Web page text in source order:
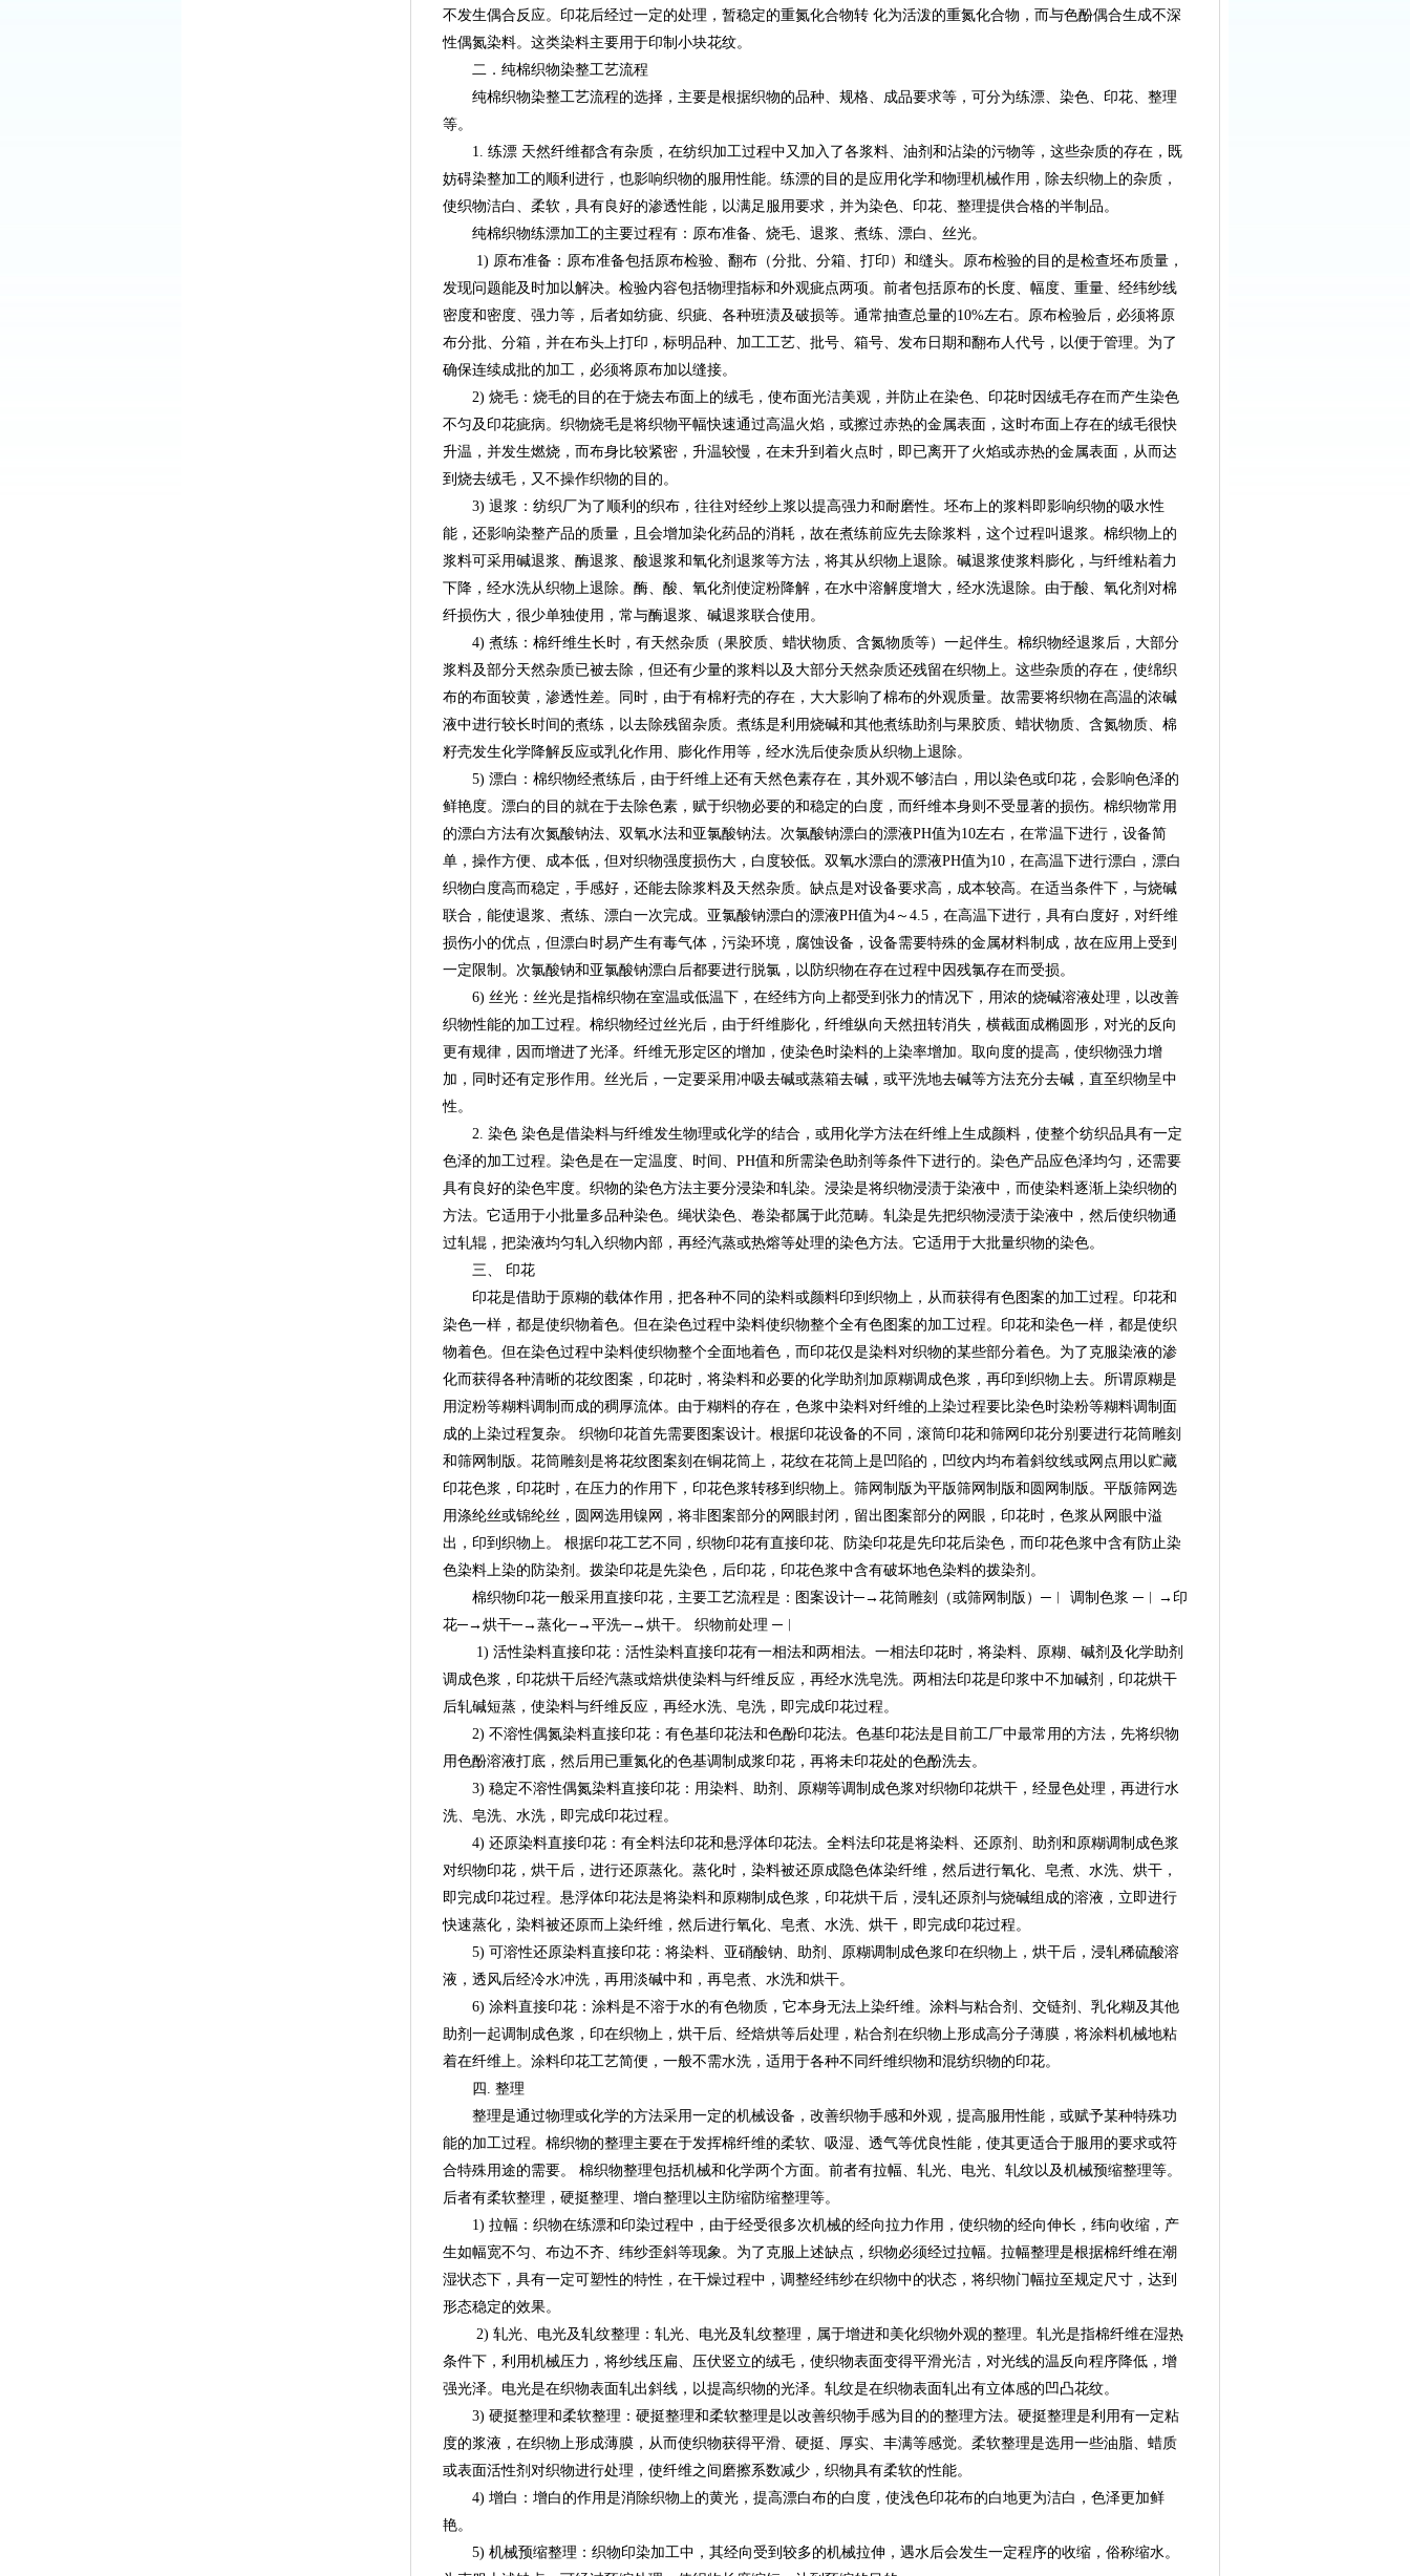
不发生偶合反应。印花后经过一定的处理，暂稳定的重氮化合物转 化为活泼的重氮化合物，而与色酚偶合生成不深
性偶氮染料。这类染料主要用于印制小块花纹。
二．纯棉织物染整工艺流程
纯棉织物染整工艺流程的选择，主要是根据织物的品种、规格、成品要求等，可分为练漂、染色、印花、整理
等。
1. 练漂 天然纤维都含有杂质，在纺织加工过程中又加入了各浆料、油剂和沾染的污物等，这些杂质的存在，既
妨碍染整加工的顺利进行，也影响织物的服用性能。练漂的目的是应用化学和物理机械作用，除去织物上的杂质，
使织物洁白、柔软，具有良好的渗透性能，以满足服用要求，并为染色、印花、整理提供合格的半制品。
纯棉织物练漂加工的主要过程有：原布准备、烧毛、退浆、煮练、漂白、丝光。
1) 原布准备：原布准备包括原布检验、翻布（分批、分箱、打印）和缝头。原布检验的目的是检查坯布质量，
发现问题能及时加以解决。检验内容包括物理指标和外观疵点两项。前者包括原布的长度、幅度、重量、经纬纱线
密度和密度、强力等，后者如纺疵、织疵、各种班渍及破损等。通常抽查总量的10%左右。原布检验后，必须将原
布分批、分箱，并在布头上打印，标明品种、加工工艺、批号、箱号、发布日期和翻布人代号，以便于管理。为了
确保连续成批的加工，必须将原布加以缝接。
2) 烧毛：烧毛的目的在于烧去布面上的绒毛，使布面光洁美观，并防止在染色、印花时因绒毛存在而产生染色
不匀及印花疵病。织物烧毛是将织物平幅快速通过高温火焰，或擦过赤热的金属表面，这时布面上存在的绒毛很快
升温，并发生燃烧，而布身比较紧密，升温较慢，在未升到着火点时，即已离开了火焰或赤热的金属表面，从而达
到烧去绒毛，又不操作织物的目的。
3) 退浆：纺织厂为了顺利的织布，往往对经纱上浆以提高强力和耐磨性。坯布上的浆料即影响织物的吸水性
能，还影响染整产品的质量，且会增加染化药品的消耗，故在煮练前应先去除浆料，这个过程叫退浆。棉织物上的
浆料可采用碱退浆、酶退浆、酸退浆和氧化剂退浆等方法，将其从织物上退除。碱退浆使浆料膨化，与纤维粘着力
下降，经水洗从织物上退除。酶、酸、氧化剂使淀粉降解，在水中溶解度增大，经水洗退除。由于酸、氧化剂对棉
纤损伤大，很少单独使用，常与酶退浆、碱退浆联合使用。
4) 煮练：棉纤维生长时，有天然杂质（果胶质、蜡状物质、含氮物质等）一起伴生。棉织物经退浆后，大部分
浆料及部分天然杂质已被去除，但还有少量的浆料以及大部分天然杂质还残留在织物上。这些杂质的存在，使绵织
布的布面较黄，渗透性差。同时，由于有棉籽壳的存在，大大影响了棉布的外观质量。故需要将织物在高温的浓碱
液中进行较长时间的煮练，以去除残留杂质。煮练是利用烧碱和其他煮练助剂与果胶质、蜡状物质、含氮物质、棉
籽壳发生化学降解反应或乳化作用、膨化作用等，经水洗后使杂质从织物上退除。
5) 漂白：棉织物经煮练后，由于纤维上还有天然色素存在，其外观不够洁白，用以染色或印花，会影响色泽的
鲜艳度。漂白的目的就在于去除色素，赋于织物必要的和稳定的白度，而纤维本身则不受显著的损伤。棉织物常用
的漂白方法有次氮酸钠法、双氧水法和亚氯酸钠法。次氯酸钠漂白的漂液PH值为10左右，在常温下进行，设备简
单，操作方便、成本低，但对织物强度损伤大，白度较低。双氧水漂白的漂液PH值为10，在高温下进行漂白，漂白
织物白度高而稳定，手感好，还能去除浆料及天然杂质。缺点是对设备要求高，成本较高。在适当条件下，与烧碱
联合，能使退浆、煮练、漂白一次完成。亚氯酸钠漂白的漂液PH值为4～4.5，在高温下进行，具有白度好，对纤维
损伤小的优点，但漂白时易产生有毒气体，污染环境，腐蚀设备，设备需要特殊的金属材料制成，故在应用上受到
一定限制。次氯酸钠和亚氯酸钠漂白后都要进行脱氯，以防织物在存在过程中因残氯存在而受损。
6) 丝光：丝光是指棉织物在室温或低温下，在经纬方向上都受到张力的情况下，用浓的烧碱溶液处理，以改善
织物性能的加工过程。棉织物经过丝光后，由于纤维膨化，纤维纵向天然扭转消失，横截面成椭圆形，对光的反向
更有规律，因而增进了光泽。纤维无形定区的增加，使染色时染料的上染率增加。取向度的提高，使织物强力增
加，同时还有定形作用。丝光后，一定要采用冲吸去碱或蒸箱去碱，或平洗地去碱等方法充分去碱，直至织物呈中
性。
2. 染色 染色是借染料与纤维发生物理或化学的结合，或用化学方法在纤维上生成颜料，使整个纺织品具有一定
色泽的加工过程。染色是在一定温度、时间、PH值和所需染色助剂等条件下进行的。染色产品应色泽均匀，还需要
具有良好的染色牢度。织物的染色方法主要分浸染和轧染。浸染是将织物浸渍于染液中，而使染料逐渐上染织物的
方法。它适用于小批量多品种染色。绳状染色、卷染都属于此范畴。轧染是先把织物浸渍于染液中，然后使织物通
过轧辊，把染液均匀轧入织物内部，再经汽蒸或热熔等处理的染色方法。它适用于大批量织物的染色。
三、 印花
印花是借助于原糊的载体作用，把各种不同的染料或颜料印到织物上，从而获得有色图案的加工过程。印花和
染色一样，都是使织物着色。但在染色过程中染料使织物整个全有色图案的加工过程。印花和染色一样，都是使织
物着色。但在染色过程中染料使织物整个全面地着色，而印花仅是染料对织物的某些部分着色。为了克服染液的渗
化而获得各种清晰的花纹图案，印花时，将染料和必要的化学助剂加原糊调成色浆，再印到织物上去。所谓原糊是
用淀粉等糊料调制而成的稠厚流体。由于糊料的存在，色浆中染料对纤维的上染过程要比染色时染粉等糊料调制面
成的上染过程复杂。 织物印花首先需要图案设计。根据印花设备的不同，滚筒印花和筛网印花分别要进行花筒雕刻
和筛网制版。花筒雕刻是将花纹图案刻在铜花筒上，花纹在花筒上是凹陷的，凹纹内均布着斜纹线或网点用以贮藏
印花色浆，印花时，在压力的作用下，印花色浆转移到织物上。筛网制版为平版筛网制版和圆网制版。平版筛网选
用涤纶丝或锦纶丝，圆网选用镍网，将非图案部分的网眼封闭，留出图案部分的网眼，印花时，色浆从网眼中溢
出，印到织物上。 根据印花工艺不同，织物印花有直接印花、防染印花是先印花后染色，而印花色浆中含有防止染
色染料上染的防染剂。拨染印花是先染色，后印花，印花色浆中含有破坏地色染料的拨染剂。
棉织物印花一般采用直接印花，主要工艺流程是：图案设计─→花筒雕刻（或筛网制版）─︱ 调制色浆 ─︱→印
花─→烘干─→蒸化─→平洗─→烘干。 织物前处理 ─︱
1) 活性染料直接印花：活性染料直接印花有一相法和两相法。一相法印花时，将染料、原糊、碱剂及化学助剂
调成色浆，印花烘干后经汽蒸或焙烘使染料与纤维反应，再经水洗皂洗。两相法印花是印浆中不加碱剂，印花烘干
后轧碱短蒸，使染料与纤维反应，再经水洗、皂洗，即完成印花过程。
2) 不溶性偶氮染料直接印花：有色基印花法和色酚印花法。色基印花法是目前工厂中最常用的方法，先将织物
用色酚溶液打底，然后用已重氮化的色基调制成浆印花，再将未印花处的色酚洗去。
3) 稳定不溶性偶氮染料直接印花：用染料、助剂、原糊等调制成色浆对织物印花烘干，经显色处理，再进行水
洗、皂洗、水洗，即完成印花过程。
4) 还原染料直接印花：有全料法印花和悬浮体印花法。全料法印花是将染料、还原剂、助剂和原糊调制成色浆
对织物印花，烘干后，进行还原蒸化。蒸化时，染料被还原成隐色体染纤维，然后进行氧化、皂煮、水洗、烘干，
即完成印花过程。悬浮体印花法是将染料和原糊制成色浆，印花烘干后，浸轧还原剂与烧碱组成的溶液，立即进行
快速蒸化，染料被还原而上染纤维，然后进行氧化、皂煮、水洗、烘干，即完成印花过程。
5) 可溶性还原染料直接印花：将染料、亚硝酸钠、助剂、原糊调制成色浆印在织物上，烘干后，浸轧稀硫酸溶
液，透风后经冷水冲洗，再用淡碱中和，再皂煮、水洗和烘干。
6) 涂料直接印花：涂料是不溶于水的有色物质，它本身无法上染纤维。涂料与粘合剂、交链剂、乳化糊及其他
助剂一起调制成色浆，印在织物上，烘干后、经焙烘等后处理，粘合剂在织物上形成高分子薄膜，将涂料机械地粘
着在纤维上。涂料印花工艺简便，一般不需水洗，适用于各种不同纤维织物和混纺织物的印花。
四. 整理
整理是通过物理或化学的方法采用一定的机械设备，改善织物手感和外观，提高服用性能，或赋予某种特殊功
能的加工过程。棉织物的整理主要在于发挥棉纤维的柔软、吸湿、透气等优良性能，使其更适合于服用的要求或符
合特殊用途的需要。 棉织物整理包括机械和化学两个方面。前者有拉幅、轧光、电光、轧纹以及机械预缩整理等。
后者有柔软整理，硬挺整理、增白整理以主防缩防缩整理等。
1) 拉幅：织物在练漂和印染过程中，由于经受很多次机械的经向拉力作用，使织物的经向伸长，纬向收缩，产
生如幅宽不匀、布边不齐、纬纱歪斜等现象。为了克服上述缺点，织物必须经过拉幅。拉幅整理是根据棉纤维在潮
湿状态下，具有一定可塑性的特性，在干燥过程中，调整经纬纱在织物中的状态，将织物门幅拉至规定尺寸，达到
形态稳定的效果。
2) 轧光、电光及轧纹整理：轧光、电光及轧纹整理，属于增进和美化织物外观的整理。轧光是指棉纤维在湿热
条件下，利用机械压力，将纱线压扁、压伏竖立的绒毛，使织物表面变得平滑光洁，对光线的温反向程序降低，增
强光泽。电光是在织物表面轧出斜线，以提高织物的光泽。轧纹是在织物表面轧出有立体感的凹凸花纹。
3) 硬挺整理和柔软整理：硬挺整理和柔软整理是以改善织物手感为目的的整理方法。硬挺整理是利用有一定粘
度的浆液，在织物上形成薄膜，从而使织物获得平滑、硬挺、厚实、丰满等感觉。柔软整理是选用一些油脂、蜡质
或表面活性剂对织物进行处理，使纤维之间磨擦系数减少，织物具有柔软的性能。
4) 增白：增白的作用是消除织物上的黄光，提高漂白布的白度，使浅色印花布的白地更为洁白，色泽更加鲜
艳。
5) 机械预缩整理：织物印染加工中，其经向受到较多的机械拉伸，遇水后会发生一定程序的收缩，俗称缩水。